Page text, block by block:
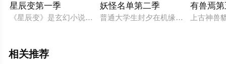
星辰变第一季
《星辰变》是玄幻小说大神“我吃西红柿”的第三部作品，它是
妖怪名单第二季
普通大学生封夕在机缘巧合之下，与
有兽焉
上古神
相关推荐